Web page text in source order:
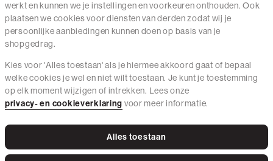
Contact
Mail ons
Van maandag t/m vrijdag van 8.30 uur tot 18.00 uur.
werkt en kunnen we je instellingen en voorkeuren onthouden. Ook
plaatsen we cookies voor diensten van derden zodat wij je
persoonlijke aanbiedingen kunnen doen op basis van je
shopgedrag.
Kies voor 'Alles toestaan' als je hiermee akkoord gaat of bepaal
welke cookies je wel en niet wilt toestaan. Je kunt je toestemming
op elk moment wijzigen of intrekken. Lees onze
privacy- en cookieverklaring voor meer informatie.
Alles toestaan